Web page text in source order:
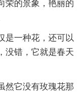
荣的景象，艳丽的
是一种花，还可以
没错，它就是春天
然它没有玫瑰花那